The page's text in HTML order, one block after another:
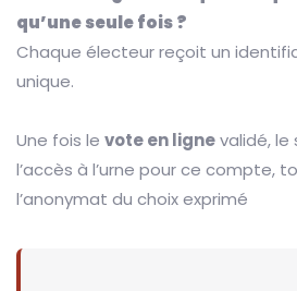
qu’une seule fois ?
Chaque électeur reçoit un
unique.
Une fois le vote en lignevalidé,
l’accès à l’urne pour ce compte,
l’anonymat du choix exprimé